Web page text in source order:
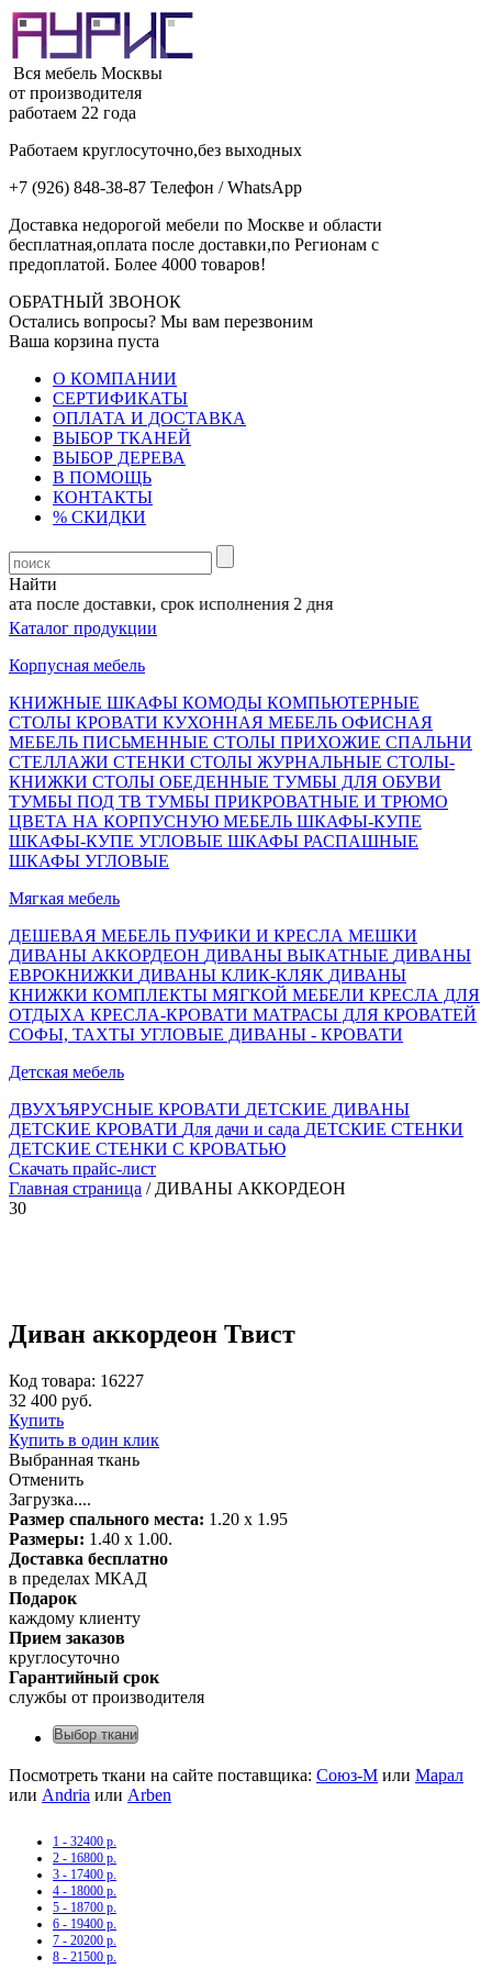
Вся мебель Москвы
от производителя
работаем 22 года
Работаем круглосуточно,без выходных
+7 (926) 848-38-87 Телефон / WhatsApp
Доставка недорогой мебели по Москве и области
бесплатная,оплата после доставки,по Регионам с
предоплатой. Более 4000 товаров!
ОБРАТНЫЙ ЗВОНОК
Остались вопросы? Мы вам перезвоним
Ваша корзина пуста
О КОМПАНИИ
СЕРТИФИКАТЫ
ОПЛАТА И ДОСТАВКА
ВЫБОР ТКАНЕЙ
ВЫБОР ДЕРЕВА
В ПОМОЩЬ
КОНТАКТЫ
% СКИДКИ
Найти
после доставки, срок исполнения 2 дня
Каталог продукции
Корпусная мебель
КНИЖНЫЕ ШКАФЫ КОМОДЫ КОМПЬЮТЕРНЫЕ
СТОЛЫ КРОВАТИ КУХОННАЯ МЕБЕЛЬ ОФИСНАЯ
МЕБЕЛЬ ПИСЬМЕННЫЕ СТОЛЫ ПРИХОЖИЕ СПАЛЬНИ
СТЕЛЛАЖИ СТЕНКИ СТОЛЫ ЖУРНАЛЬНЫЕ СТОЛЫ-
КНИЖКИ СТОЛЫ ОБЕДЕННЫЕ ТУМБЫ ДЛЯ ОБУВИ
ТУМБЫ ПОД ТВ ТУМБЫ ПРИКРОВАТНЫЕ И ТРЮМО
ЦВЕТА НА КОРПУСНУЮ МЕБЕЛЬ ШКАФЫ-КУПЕ
ШКАФЫ-КУПЕ УГЛОВЫЕ ШКАФЫ РАСПАШНЫЕ
ШКАФЫ УГЛОВЫЕ
Мягкая мебель
ДЕШЕВАЯ МЕБЕЛЬ ПУФИКИ И КРЕСЛА МЕШКИ
ДИВАНЫ АККОРДЕОН ДИВАНЫ ВЫКАТНЫЕ ДИВАНЫ
ЕВРОКНИЖКИ ДИВАНЫ КЛИК-КЛЯК ДИВАНЫ
КНИЖКИ КОМПЛЕКТЫ МЯГКОЙ МЕБЕЛИ КРЕСЛА ДЛЯ
ОТДЫХА КРЕСЛА-КРОВАТИ МАТРАСЫ ДЛЯ КРОВАТЕЙ
СОФЫ, ТАХТЫ УГЛОВЫЕ ДИВАНЫ - КРОВАТИ
Детская мебель
ДВУХЪЯРУСНЫЕ КРОВАТИ ДЕТСКИЕ ДИВАНЫ
ДЕТСКИЕ КРОВАТИ Для дачи и сада ДЕТСКИЕ СТЕНКИ
ДЕТСКИЕ СТЕНКИ С КРОВАТЬЮ
Скачать прайс-лист
Главная страница / ДИВАНЫ АККОРДЕОН
30
Диван аккордеон Твист
Код товара: 16227
32 400 руб.
Купить
Купить в один клик
Выбранная ткань
Отменить
Загрузка....
Размер спального места: 1.20 х 1.95
Размеры: 1.40 х 1.00.
Доставка бесплатно
в пределах МКАД
Подарок
каждому клиенту
Прием заказов
круглосуточно
Гарантийный срок
службы от производителя
Выбор ткани
Посмотреть ткани на сайте поставщика: Союз-М или Марал
или Andria или Arben
1 - 32400 р.
2 - 16800 р.
3 - 17400 р.
4 - 18000 р.
5 - 18700 р.
6 - 19400 р.
7 - 20200 р.
8 - 21500 р.